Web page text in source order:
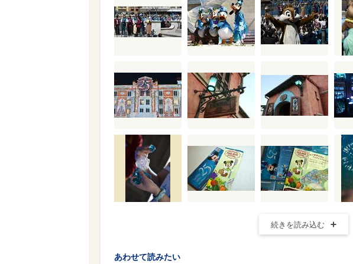
続きを読み込む
あわせて読みたい